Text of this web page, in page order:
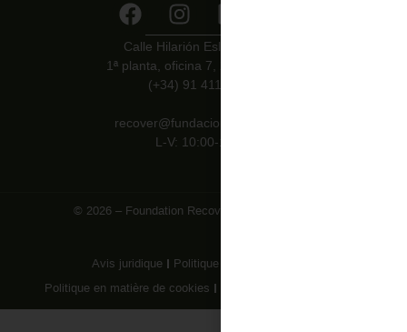
Calle Hilarión Eslava, 27 bis
1ª planta, oficina 7, 28015 Madrid
(+34) 91 411 09 68
recover@fundacionrecover.org
L-V: 10:00-18:00
© 2026 – Foundation Recover Hospitals for Africa
Avis juridique
Politique de Confidentialité
Politique en matière de cookies